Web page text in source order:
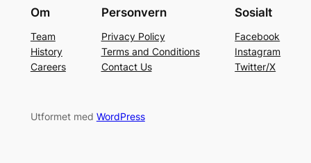
Om
Team
History
Careers
Personvern
Privacy Policy
Terms and Conditions
Contact Us
Sosialt
Facebook
Instagram
Twitter/X
Utformet med WordPress